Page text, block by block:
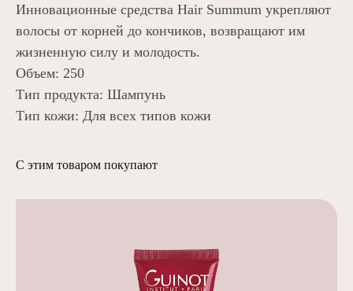
Инновационные средства Hair Summum укрепляют
волосы от корней до кончиков, возвращают им
жизненную силу и молодость.
Объем: 250
Тип продукта: Шампунь
Тип кожи: Для всех типов кожи
С этим товаром покупают